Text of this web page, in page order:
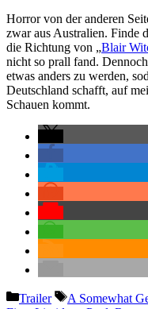
Horror von der anderen
zwar aus Australien. Finde
die Richtung von „Blair
nicht so prall fand.
etwas anders zu werden,
Deutschland schafft, auf
Schauen kommt.
Kategorien
Trailer Schlagwörter
A Somewhat